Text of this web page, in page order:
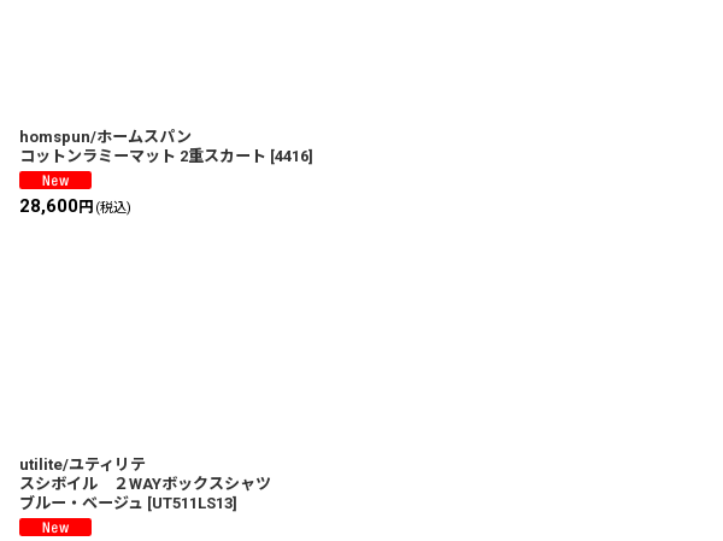
homspun/ホームスパン
コットンラミーマット 2重スカート [4416]
28,600円 (税込)
utilite/ユティリテ
スシボイル ２WAYボックスシャツ
ブルー・ベージュ [UT511LS13]